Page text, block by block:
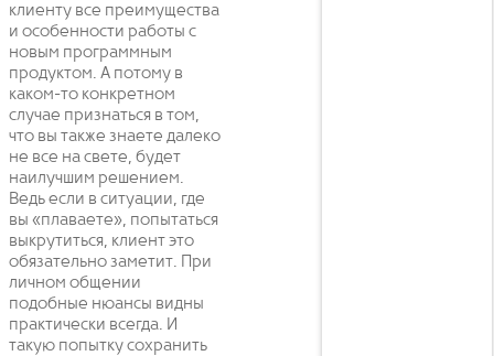
клиенту все преимущества
и особенности работы с
новым программным
продуктом. А потому в
каком-то конкретном
случае признаться в том,
что вы также знаете далеко
не все на свете, будет
наилучшим решением.
Ведь если в ситуации, где
вы «плаваете», попытаться
выкрутиться, клиент это
обязательно заметит. При
личном общении
подобные нюансы видны
практически всегда. И
такую попытку сохранить